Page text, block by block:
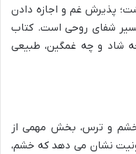
پذیرش غم و اجازه دادن
شفای روحی است. کتاب
شاد و چه غمگین، طبیعی
خشم و ترس، بخش مهمی از
نشان می دهد که خشم،